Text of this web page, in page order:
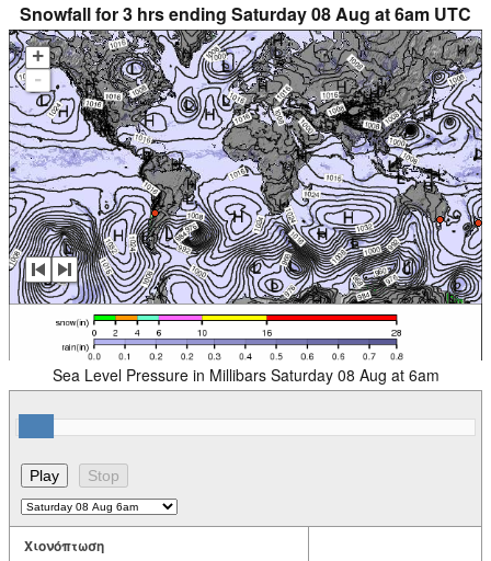
Snowfall for 3 hrs ending Saturday 08 Aug at 6am UTC
+
-
Sea Level Pressure in Millibars Saturday 08 Aug at 6am
Χιονόπτωση